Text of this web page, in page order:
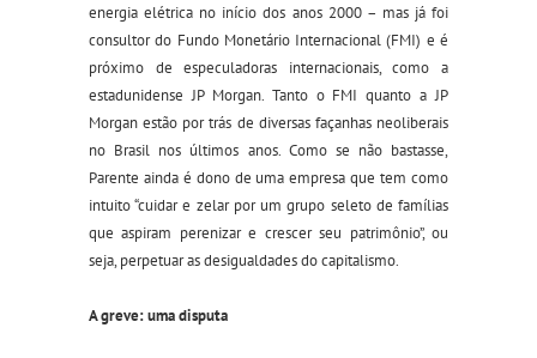
energia elétrica no início dos anos 2000 – mas já foi
consultor do Fundo Monetário Internacional (FMI) e é
próximo de especuladoras internacionais, como a
estadunidense JP Morgan. Tanto o FMI quanto a JP
Morgan estão por trás de diversas façanhas neoliberais
no Brasil nos últimos anos. Como se não bastasse,
Parente ainda é dono de uma empresa que tem como
intuito “cuidar e zelar por um grupo seleto de famílias
que aspiram perenizar e crescer seu patrimônio”, ou
seja, perpetuar as desigualdades do capitalismo.
A greve: uma disputa